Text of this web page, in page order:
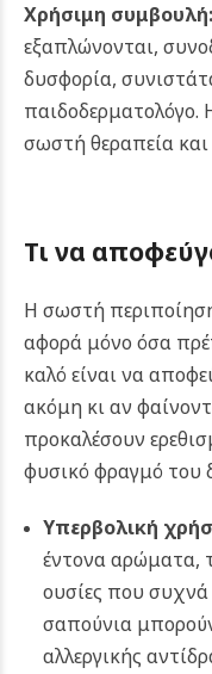
Χρήσιμη συμβουλή:
εξαπλώνονται,
δυσφορία,
παιδοδερματολόγο.
σωστή θεραπεία
Τι να
Η σωστή
αφορά μόνο όσα
καλό είναι να
ακόμη κι αν
προκαλέσουν
φυσικό φραγμό του
Υπερβολική
έντονα αρώματα,
ουσίες που συχνά
σαπούνια
αλλεργικής